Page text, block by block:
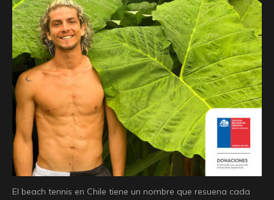
El beach tennis en Chile tiene un nombre que resuena cada